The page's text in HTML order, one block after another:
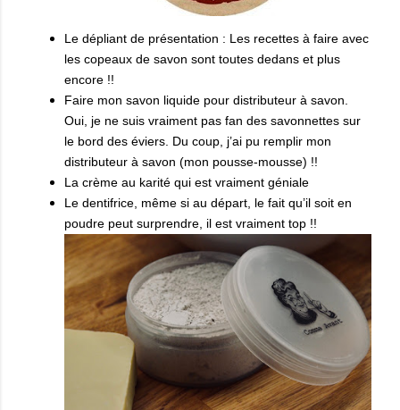
Le dépliant de présentation : Les recettes à faire avec
les copeaux de savon sont toutes dedans et plus
encore !!
Faire mon savon liquide pour distributeur à savon.
Oui, je ne suis vraiment pas fan des savonnettes sur
le bord des éviers. Du coup, j’ai pu remplir mon
distributeur à savon (mon pousse-mousse) !!
La crème au karité qui est vraiment géniale
Le dentifrice, même si au départ, le fait qu’il soit en
poudre peut surprendre, il est vraiment top !!